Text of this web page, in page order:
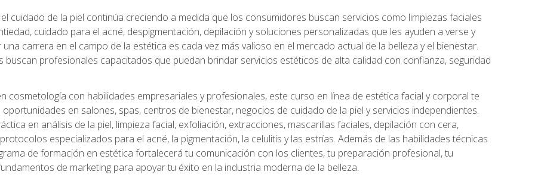
cuidado de la piel continúa creciendo a medida que los consumidores buscan servicios como limpiezas faciales
cuidado para el acné, despigmentación, depilación y soluciones personalizadas que les ayuden a verse y
carrera en el campo de la estética es cada vez más valioso en el mercado actual de la belleza y el bienestar.
buscan profesionales capacitados que puedan brindar servicios estéticos de alta calidad con confianza, seguridad
cosmetología con habilidades empresariales y profesionales, este curso en línea de estética facial y corporal te
en salones, spas, centros de bienestar, negocios de cuidado de la piel y servicios independientes.
en análisis de la piel, limpieza facial, exfoliación, extracciones, mascarillas faciales, depilación con cera,
especializados para el acné, la pigmentación, la celulitis y las estrías. Además de las habilidades técnicas
de formación en estética fortalecerá tu comunicación con los clientes, tu preparación profesional, tu
de marketing para apoyar tu éxito en la industria moderna de la belleza.